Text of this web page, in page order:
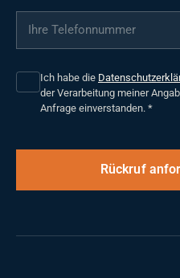
Ihre Telefonnummer
Ich habe die
der Verarbeitung meiner
Anfrage einverstanden. *
Rückruf